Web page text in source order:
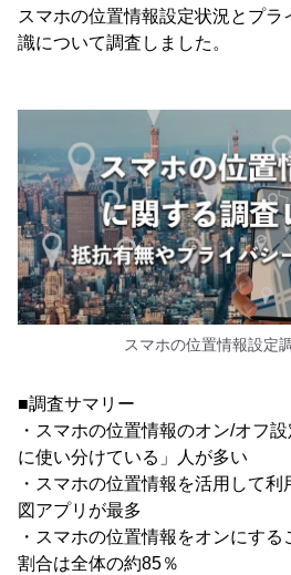
スマホの位置情報設定状況とプ
識について調査しました。
スマホの位置情報設定
■調査サマリー
・スマホの位置情報のオン/オフ
に使い分けている」人が多い
・スマホの位置情報を活用して
図アプリが最多
・スマホの位置情報をオンにす
割合は全体の約85％